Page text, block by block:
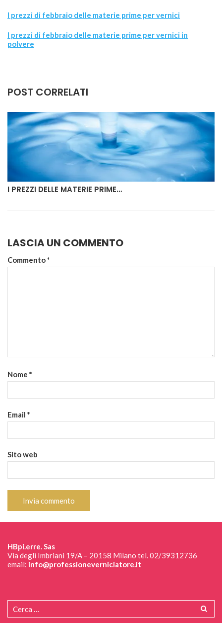
I prezzi di febbraio delle materie prime per vernici
I prezzi di febbraio delle materie prime per vernici in
polvere
POST CORRELATI
I PREZZI DELLE MATERIE PRIME…
LASCIA UN COMMENTO
Commento*
Nome *
Email *
Sito web
HBpi.erre. Sas
Via degli Imbriani 19/A – 20158 Milano tel. 02/39312736
email: info@professioneverniciatore.it